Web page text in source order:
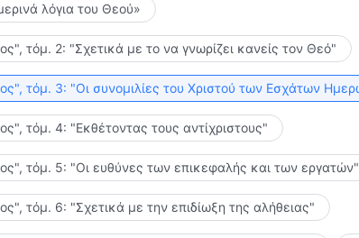
λόγια του Θεού»
τόμ. 2: "Σχετικά με το να γνωρίζει κανείς τον Θεό"
τόμ. 3: "Οι συνομιλίες του Χριστού των Εσχάτων
τόμ. 4: "Εκθέτοντας τους αντίχριστους"
τόμ. 5: "Οι ευθύνες των επικεφαλής και των εργατών"
τόμ. 6: "Σχετικά με την επιδίωξη της αλήθειας"